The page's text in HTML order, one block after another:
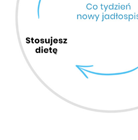
26. Nasiona Chia 50 g
28. Sezam 20 g
29. Makaron pełnoziarnisty 160 g
30. Płatki owsiane 140 g
31. Amarantus (nasiona) 30 g
32. Wiórki kokosowe 30 g